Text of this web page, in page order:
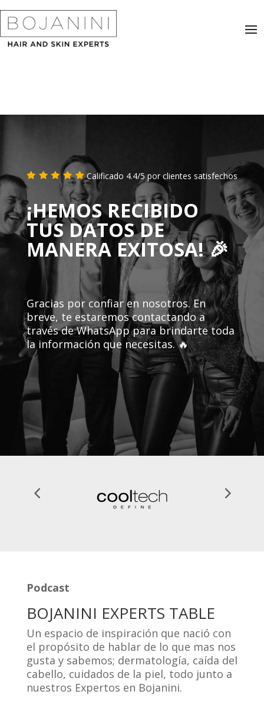
Calificado 4.4/5 por clientes satisfechos
¡HEMOS RECIBIDO
TUS DATOS DE
MANERA EXITOSA! 🎉
Gracias por confiar en nosotros. En
breve, te estaremos contactando a
través de WhatsApp para brindarte toda
la información que necesitas.🔥
Podcast
BOJANINI EXPERTS TABLE
Un espacio de inspiración que nació con
el propósito de hablar de lo que mas nos
gusta y sabemos; dermatología, caída del
cabello, cuidados de la piel, todo junto a
nuestros Expertos en Bojanini.